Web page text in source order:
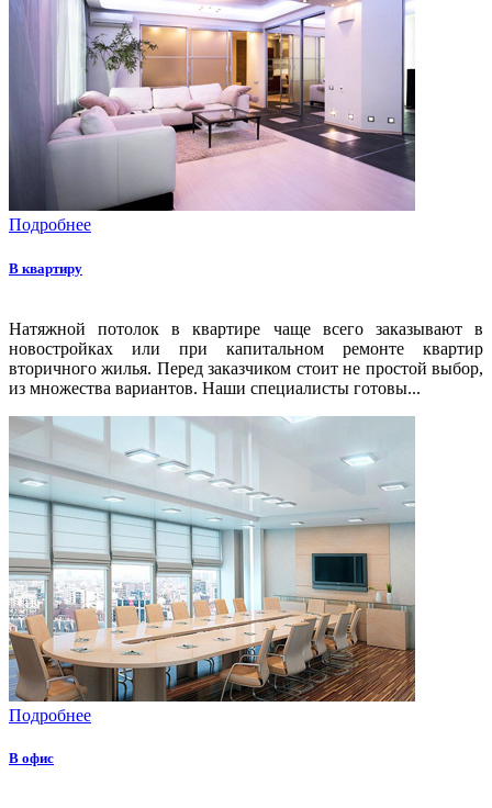
Подробнее
В квартиру
Натяжной потолок в квартире чаще всего заказывают в
новостройках или при капитальном ремонте квартир
вторичного жилья. Перед заказчиком стоит не простой выбор,
из множества вариантов. Наши специалисты готовы...
Подробнее
В офис